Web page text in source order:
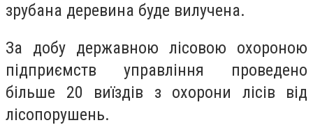
зрубана деревина буде вилучена.
За добу державною лісовою охороною
підприємств управління проведено
більше 20 виїздів з охорони лісів від
лісопорушень.